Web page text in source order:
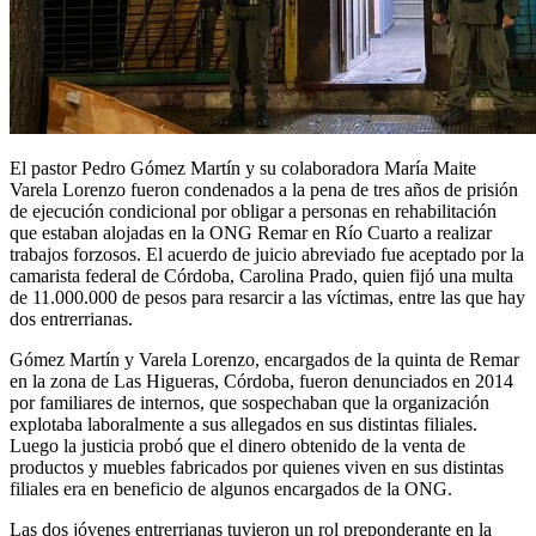
El pastor Pedro Gómez Martín y su colaboradora María Maite
Varela Lorenzo fueron condenados a la pena de tres años de prisión
de ejecución condicional por obligar a personas en rehabilitación
que estaban alojadas en la ONG Remar en Río Cuarto a realizar
trabajos forzosos. El acuerdo de juicio abreviado fue aceptado por la
camarista federal de Córdoba, Carolina Prado, quien fijó una multa
de 11.000.000 de pesos para resarcir a las víctimas, entre las que hay
dos entrerrianas.
Gómez Martín y Varela Lorenzo, encargados de la quinta de Remar
en la zona de Las Higueras, Córdoba, fueron denunciados en 2014
por familiares de internos, que sospechaban que la organización
explotaba laboralmente a sus allegados en sus distintas filiales.
Luego la justicia probó que el dinero obtenido de la venta de
productos y muebles fabricados por quienes viven en sus distintas
filiales era en beneficio de algunos encargados de la ONG.
Las dos jóvenes entrerrianas tuvieron un rol preponderante en la